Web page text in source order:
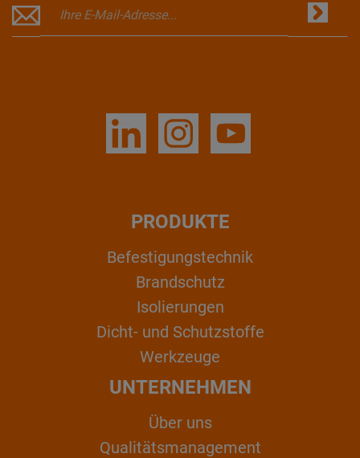
PRODUKTE
Befestigungstechnik
Brandschutz
Isolierungen
Dicht- und Schutzstoffe
Werkzeuge
UNTERNEHMEN
Über uns
Qualitätsmanagement